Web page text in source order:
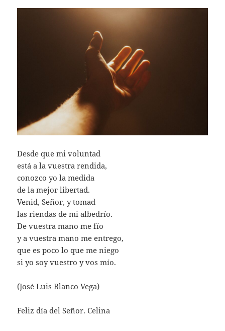
Desde que mi voluntad
está a la vuestra rendida,
conozco yo la medida
de la mejor libertad.
Venid, Señor, y tomad
las riendas de mi albedrío.
De vuestra mano me fío
y a vuestra mano me entrego,
que es poco lo que me niego
si yo soy vuestro y vos mío.
(José Luis Blanco Vega)
Feliz día del Señor. Celina